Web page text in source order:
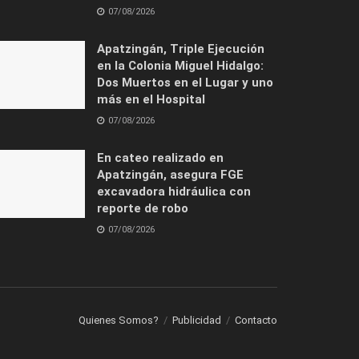
07/08/2026
Apatzingán, Triple Ejecución
en la Colonia Miguel Hidalgo:
Dos Muertos en el Lugar y uno
más en el Hospital
07/08/2026
En cateo realizado en
Apatzingán, asegura FGE
excavadora hidráulica con
reporte de robo
07/08/2026
Quienes Somos? Publicidad Contacto